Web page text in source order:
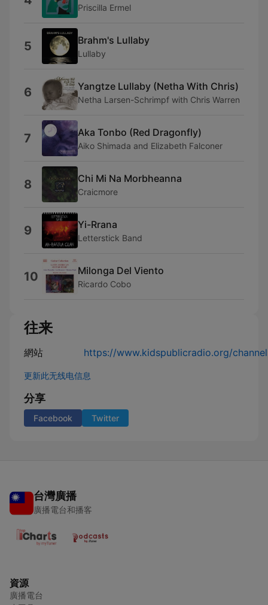
Priscilla Ermel
5 Brahm's Lullaby
Lullaby
6 Yangtze Lullaby (Netha With Chris)
Netha Larsen-Schrimpf with Chris Warren
7 Aka Tonbo (Red Dragonfly)
Aiko Shimada and Elizabeth Falconer
8 Chi Mi Na Morbheanna
Craicmore
9 Yi-Rrana
Letterstick Band
10 Milonga Del Viento
Ricardo Cobo
往来
網站 https://www.kidspublicradio.org/
更新此无线电信息
分享
Facebook Twitter
台灣廣播
廣播電台和播客
資源
廣播電台